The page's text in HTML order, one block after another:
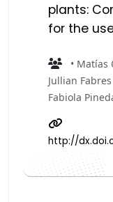
plants:
for the
• Matías
Jullian
Fabiola
http://